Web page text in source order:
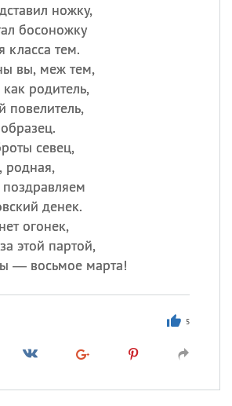
ножку,
босоножку
класса тем.
вы, меж тем,
родитель,
повелитель,
севец,
родная,
денек.
огонек,
этой партой,
— восьмое марта!
5
Анна
Посмотреть значение
происхождение